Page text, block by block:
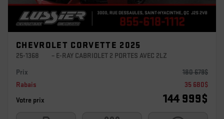
CHEVROLET CORVETTE 2025
25-1368
– E-RAY CABRIOLET 2 PORTES AVEC 2LZ
Prix
180 679$
Rabais
35 680$
Votre prix
144 999$